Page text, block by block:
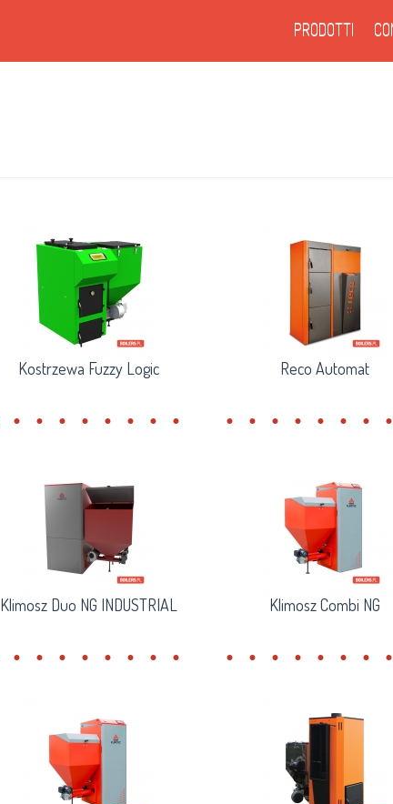
PRODOTTI
Kostrzewa Fuzzy Logic Reco Automat
Klimosz Duo NG INDUSTRIAL Klimosz Combi NG